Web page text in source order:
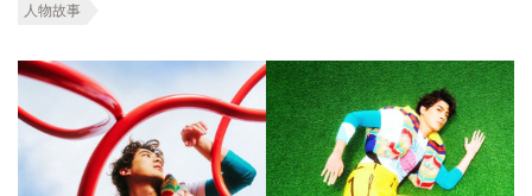
人物故事